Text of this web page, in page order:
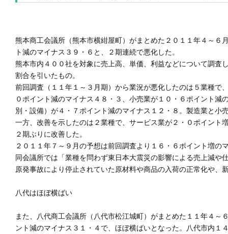
熊本商工会議所（熊本市横紺屋町）がまとめた２０１１年４～
ト減のマイナス３９・６と、２期連続で悪化した。
熊本市内４００社を対象に売上高、単価、利益などについて調
割合を引いたもの。
前回調査（１１年１～３月期）から業況が悪化したのは５業種
０ポイント減のマイナス４８・３、小売業が１０・６ポイント
別・設備）が４・７ポイント減のマイナス１２・８。製造業と小
一方、改善を示したのは２業種で、サービス業が２・０ポイン
２期ぶりに改善した。
２０１１年７～９月の予想は前回調査より１６・６ポイント増
同会議所では「業種を問わず東日本大震災の影響による売上減
原発事故により停止されていた原材料や商品の入荷の正常化や
八代はほぼ横ばい
また、八代商工会議所（八代市松江城町）がまとめた１１年４
ント減のマイナス３１・４で、ほぼ横ばいとなった。八代市内１